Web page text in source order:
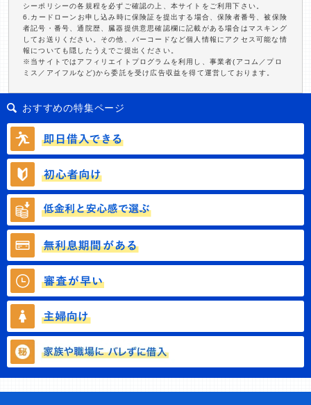
シーポリシーの各規程を必ずご確認の上、本サイトをご利用下さい。
6.カードローンお申し込み時に保険証を提出する場合、保険者番号、被保険
者記号・番号、通院歴、臓器提供意思確認欄に記載がある場合はマスキング
してお送りください。その他、バーコードなど個人情報にアクセス可能な情
報についても隠したうえでご提出ください。
※当サイトではアフィリエイトプログラムを利用し、事業者(アコム／プロ
ミス／アイフルなど)から委託を受け広告収益を得て運営しております。
おすすめの特集ページ